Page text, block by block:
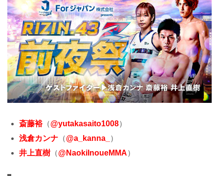
斎藤裕（@yutakasaito1008）
浅倉カンナ （@a_kanna_
）
井上直樹 （@NaokiInoueMMA）